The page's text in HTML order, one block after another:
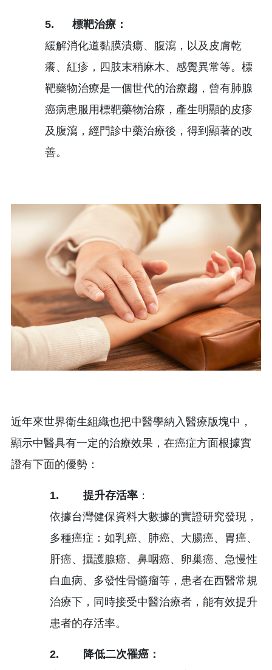
5. 標靶治療：
緩解消化道黏膜潰瘍、腹瀉，以及皮膚乾
癢、紅疹，四肢末稍麻木、感覺異常等。標
靶藥物治療是一個世代的治療趨，曾有肺腺
癌病患服用標靶藥物治療，產生明顯的皮疹
及腹瀉，經門診中藥治療後，得到顯著的改
善。
近年來世界衛生組織也把中醫學納入醫療版塊中，
顯示中醫具有一定的治療效果，在癌症方面根據實
證有下面的優勢：
1. 提升存活率 ：
依據台灣健保資料大數據的實證研究發現，
多種癌症：如乳癌、肺癌、大腸癌、胃癌、
肝癌、攝護腺癌、鼻咽癌、卵巢癌、急慢性
白血病、多發性骨髓瘤等，患者在西醫常規
治療下，同時接受中醫治療者，能有效提升
患者的存活率。
2. 降低二次罹癌：